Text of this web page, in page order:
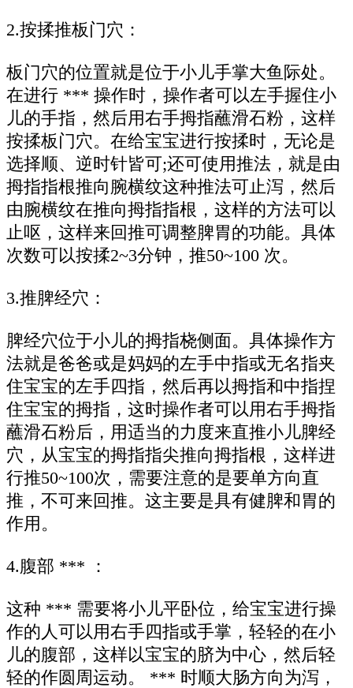
2.按揉推板门穴：
板门穴的位置就是位于小儿手掌大鱼际处。
在进行 *** 操作时，操作者可以左手握住小
儿的手指，然后用右手拇指蘸滑石粉，这样
按揉板门穴。在给宝宝进行按揉时，无论是
选择顺、逆时针皆可;还可使用推法，就是由
拇指指根推向腕横纹这种推法可止泻，然后
由腕横纹在推向拇指指根，这样的方法可以
止呕，这样来回推可调整脾胃的功能。具体
次数可以按揉2~3分钟，推50~100 次。
3.推脾经穴：
脾经穴位于小儿的拇指桡侧面。具体操作方
法就是爸爸或是妈妈的左手中指或无名指夹
住宝宝的左手四指，然后再以拇指和中指捏
住宝宝的拇指，这时操作者可以用右手拇指
蘸滑石粉后，用适当的力度来直推小儿脾经
穴，从宝宝的拇指指尖推向拇指根，这样进
行推50~100次，需要注意的是要单方向直
推，不可来回推。这主要是具有健脾和胃的
作用。
4.腹部 *** ：
这种 *** 需要将小儿平卧位，给宝宝进行操
作的人可以用右手四指或手掌，轻轻的在小
儿的腹部，这样以宝宝的脐为中心，然后轻
轻的作圆周运动。 *** 时顺大肠方向为泻，